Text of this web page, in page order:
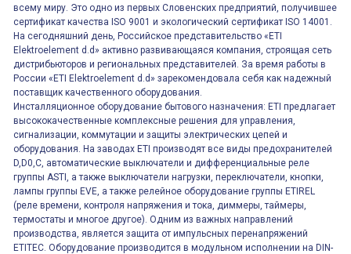
всему миру. Это одно из первых Словенских предприятий, получившее
сертификат качества ISO 9001 и экологический сертификат ISO 14001.
На сегодняшний день, Российское представительство «ETI
Elektroelement d.d» активно развивающаяся компания, строящая сеть
дистрибьюторов и региональных представителей. За время работы в
России «ETI Elektroelement d.d» зарекомендовала себя как надежный
поставщик качественного оборудования.
Инсталляционное оборудование бытового назначения: ETI предлагает
высококачественные комплексные решения для управления,
сигнализации, коммутации и защиты электрических цепей и
оборудования. На заводах ETI производят все виды предохранителей
D,D0,C, автоматические выключатели и дифференциальные реле
группы ASTI, а также выключатели нагрузки, переключатели, кнопки,
лампы группы EVE, а также релейное оборудование группы ETIREL
(реле времени, контроля напряжения и тока, диммеры, таймеры,
термостаты и многое другое). Одним из важных направлений
производства, является защита от импульсных перенапряжений
ETITEC. Оборудование производится в модульном исполнении на DIN-